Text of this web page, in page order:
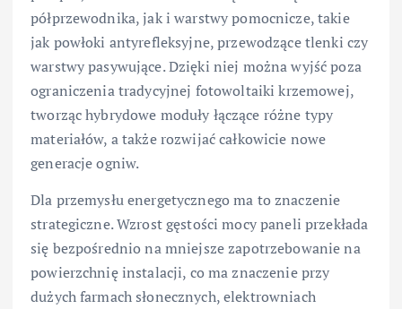
półprzewodnika, jak i warstwy pomocnicze, takie
jak powłoki antyrefleksyjne, przewodzące tlenki czy
warstwy pasywujące. Dzięki niej można wyjść poza
ograniczenia tradycyjnej fotowoltaiki krzemowej,
tworząc hybrydowe moduły łączące różne typy
materiałów, a także rozwijać całkowicie nowe
generacje ogniw.
Dla przemysłu energetycznego ma to znaczenie
strategiczne. Wzrost gęstości mocy paneli przekłada
się bezpośrednio na mniejsze zapotrzebowanie na
powierzchnię instalacji, co ma znaczenie przy
dużych farmach słonecznych, elektrowniach